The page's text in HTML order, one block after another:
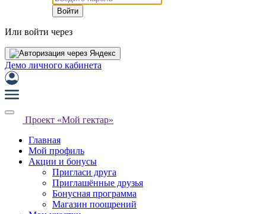
Войти
Или войти через
Демо личного кабинета
Проект «Мой гектар»
Главная
Мой профиль
Акции и бонусы
Пригласи друга
Приглашённые друзья
Бонусная программа
Магазин поощрений